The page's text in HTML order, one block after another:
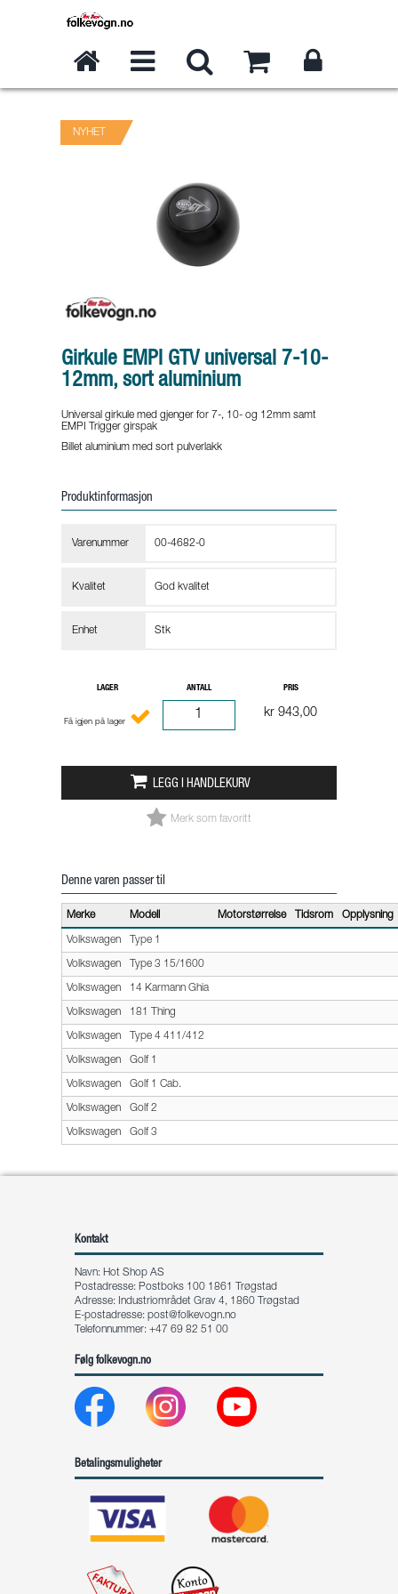
NYHET
Girkule EMPI GTV universal 7-10-
12mm, sort aluminium
Universal girkule med gjenger for 7-, 10- og 12mm samt
EMPI Trigger girspak
Billet aluminium med sort pulverlakk
Produktinformasjon
Varenummer 00-4682-0
Kvalitet God kvalitet
Enhet Stk
LAGER
Få igjen på lager
ANTALL PRIS
kr 943,00
LEGG I HANDLEKURV
Merk som favoritt
Denne varen passer til
Merke Modell Motorstørrelse Tidsrom Opplysning
Volkswagen Type 1
Volkswagen Type 3 15/1600
Volkswagen 14 Karmann Ghia
Volkswagen 181 Thing
Volkswagen Type 4 411/412
Volkswagen Golf 1
Volkswagen Golf 1 Cab.
Volkswagen Golf 2
Volkswagen Golf 3
Kontakt
Navn: Hot Shop AS
Postadresse: Postboks 100 1861 Trøgstad
Adresse: Industriområdet Grav 4, 1860 Trøgstad
E-postadresse: post@folkevogn.no
Telefonnummer: +47 69 82 51 00
Følg folkevogn.no
Betalingsmuligheter